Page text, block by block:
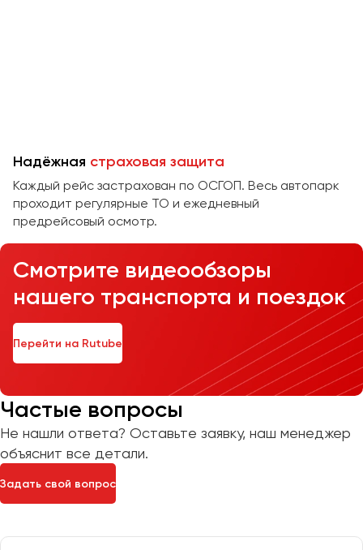
Надёжная страховая защита
Каждый рейс застрахован по ОСГОП. Весь автопарк
проходит регулярные ТО и ежедневный
предрейсовый осмотр.
Смотрите видеообзоры
нашего транспорта и поездок
Перейти на Rutube
Частые вопросы
Не нашли ответа? Оставьте заявку, наш менеджер
объяснит все детали.
Задать свой вопрос